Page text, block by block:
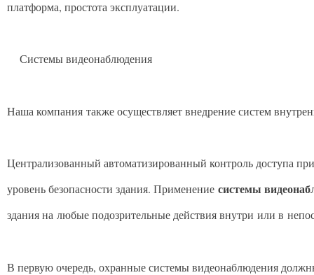
платформа, простота эксплуатации.
Системы видеонаблюдения
Наша компания также осуществляет внедрение систем
Централизованный автоматизированный контроль доступа
уровень безопасности здания. Применение системы
здания на любые подозрительные действия внутри или в
В первую очередь, охранные системы видеонаблюдения